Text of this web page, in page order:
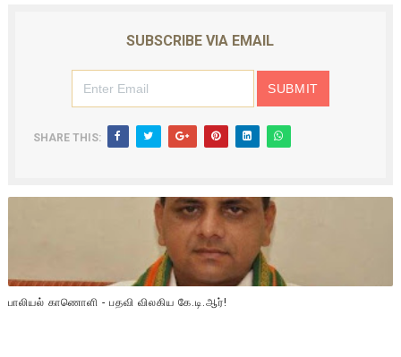
SUBSCRIBE VIA EMAIL
SHARE THIS:
பாலியல் காணொளி - பதவி விலகிய கே.டி.ஆர்!